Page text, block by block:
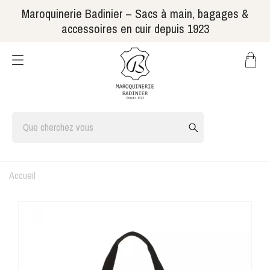
Maroquinerie Badinier – Sacs à main, bagages &
accessoires en cuir depuis 1923
Accueil